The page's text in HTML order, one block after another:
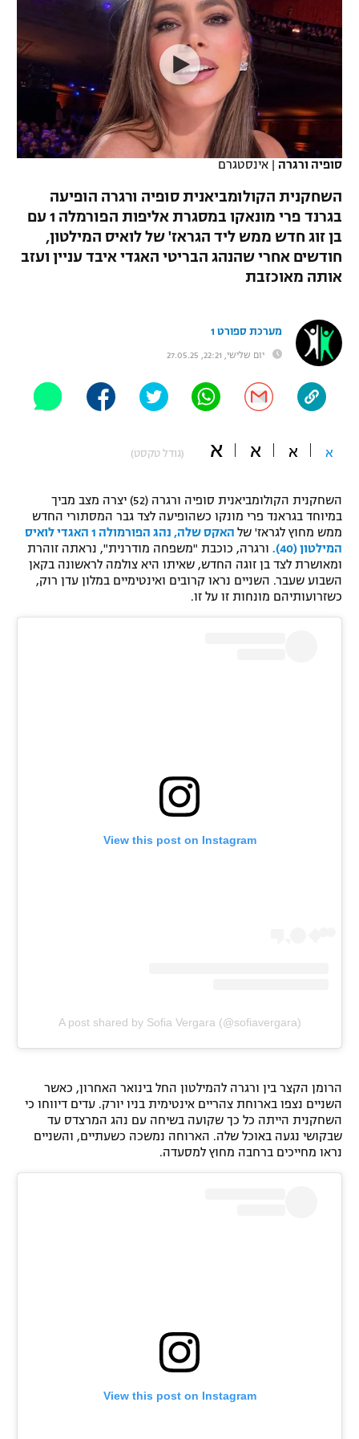
VOD
רץ ברשת
תוצאות
לוח שידורים
ברחבה
"מעל הליגה" – פודקאסט
"מחצית בשכונה" – פודקאסט
תקנון עבור פעילות אלקטרה
תקנון עבור פעילות ספורט 1 – "מרלן"
גיימינג E-Sports
תנאי שימוש
הצטרפות לחבילת הערוצים
נבחרת ישראל
מכבי חיפה
בית"ר ירושלים
מכבי תל אביב
הפועל תל אביב
הפועל חיפה
הפועל באר שבע
בני יהודה
ליגה ספרדית
ליגה צרפתית
ליגה הולנדית
ליגה טורקית
כדורסל נשים
מכבי תל אביב
הפועל ירושלים
דני אבדיה
יורוליג
יורוקאפ
טניס
כדורעף
שחייה
ג'ודו
אגרוף
ספורט אולימפי
היאבקות WWE
אופניים
פוטבול אמריקאי NFL
בייסבול MLB
ספורט אתגרי ואקסטרים
סופיה ורגרה | אינסטגרם
השחקנית הקולומביאנית סופיה ורגרה הופיעה
בגרנד פרי מונאקו במסגרת אליפות הפורמלה 1 עם
בן זוג חדש ממש ליד הגראז' של לואיס המילטון,
חודשים אחרי שהנהג הבריטי האגדי איבד עניין ועזב
אותה מאוכזבת
מערכת ספורט 1
יום שלישי, 22:21, 27.05.25
א א א א (גודל טקסט)
השחקנית הקולומביאנית סופיה ורגרה (52) יצרה מצב מביך
במיוחד בגראנד פרי מונקו כשהופיעה לצד גבר המסתורי החדש
ממש מחוץ לגראז' של
האקס שלה, נהג הפורמולה 1 האגדי לואיס
המילטון (40).
ורגרה, כוכבת "משפחה מודרנית", נראתה זוהרת
ומאושרת לצד בן זוגה החדש, שאיתו היא צולמה לראשונה בקאן
השבוע שעבר. השניים נראו קרובים ואינטימיים במלון עדן רוק,
כשזרועותיהם מונחות זו על זו.
View this post on Instagram
A post shared by Sofia Vergara (@sofiavergara)
הרומן הקצר בין ורגרה להמילטון החל בינואר האחרון, כאשר
השניים נצפו בארוחת צהריים אינטימית בניו יורק. עדים דיווחו כי
השחקנית הייתה כל כך שקועה בשיחה עם נהג המרצדס עד
שבקושי נגעה באוכל שלה. הארוחה נמשכה כשעתיים, והשניים
נראו מחייכים ברחבה מחוץ למסעדה.
View this post on Instagram